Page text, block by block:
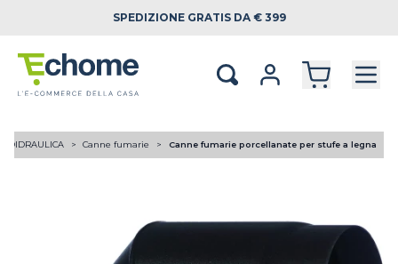
SPEDIZIONE GRATIS DA € 399
Canne fumarie Canne fumarie porcellanate per stufe a legna